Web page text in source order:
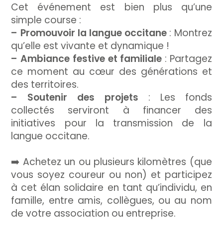
Cet événement est bien plus qu’une
simple course :
– Promouvoir la langue occitane : Montrez
qu’elle est vivante et dynamique !
– Ambiance festive et familiale : Partagez
ce moment au cœur des générations et
des territoires.
– Soutenir des projets : Les fonds
collectés serviront à financer des
initiatives pour la transmission de la
langue occitane.
➡️ Achetez un ou plusieurs kilomètres (que
vous soyez coureur ou non) et participez
à cet élan solidaire en tant qu’individu, en
famille, entre amis, collègues, ou au nom
de votre association ou entreprise.